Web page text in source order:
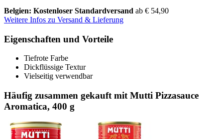
Belgien: Kostenloser Standardversand ab € 54,90
Weitere Infos zu Versand & Lieferung
Eigenschaften und Vorteile
Tiefrote Farbe
Dickflüssige Textur
Vielseitig verwendbar
Häufig zusammen gekauft mit Mutti Pizzasauce
Aromatica, 400 g